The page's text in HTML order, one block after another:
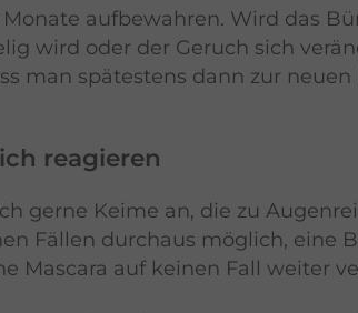
aufbewahren. Wird das
wird oder der Geruch sich
man spätestens dann zur
reagieren
gerne Keime an, die zu
Fällen durchaus möglich, eine
auf keinen Fall weiter